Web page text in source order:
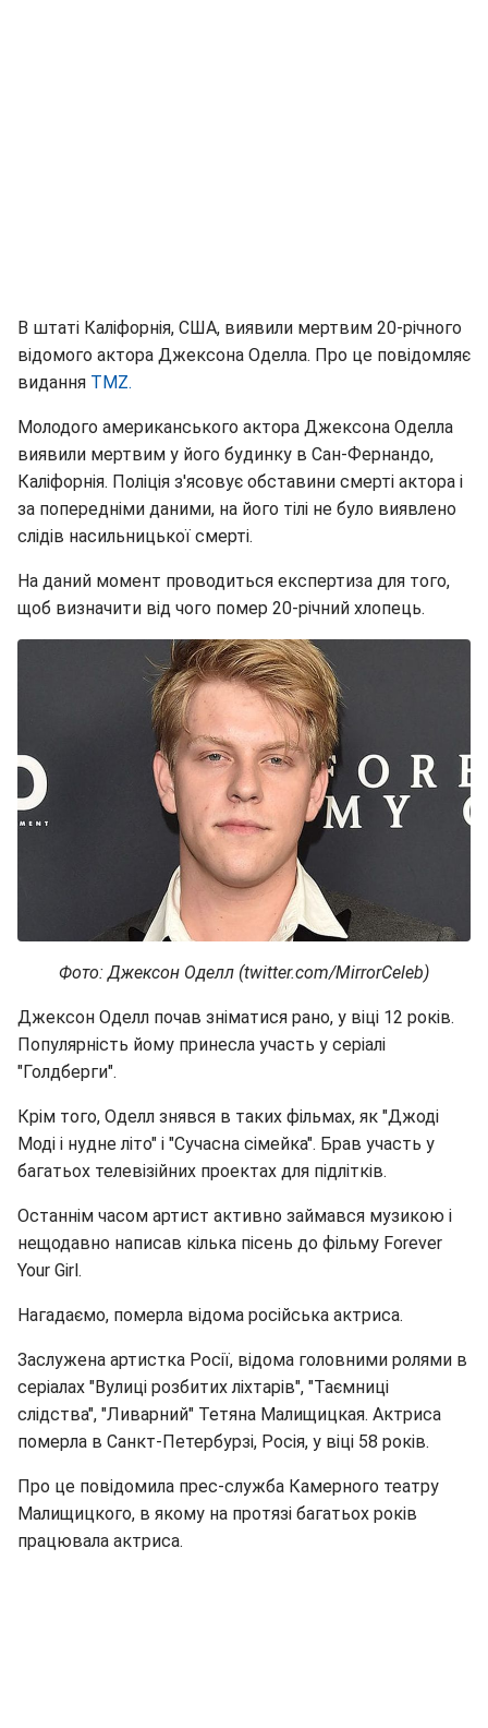
В штаті Каліфорнія, США, виявили мертвим 20-річного
відомого актора Джексона Оделла. Про це повідомляє
видання TMZ.
Молодого американського актора Джексона Оделла
виявили мертвим у його будинку в Сан-Фернандо,
Каліфорнія. Поліція з'ясовує обставини смерті актора і
за попередніми даними, на його тілі не було виявлено
слідів насильницької смерті.
На даний момент проводиться експертиза для того,
щоб визначити від чого помер 20-річний хлопець.
Фото: Джексон Оделл (twitter.com/MirrorCeleb)
Джексон Оделл почав зніматися рано, у віці 12 років.
Популярність йому принесла участь у серіалі
"Голдберги".
Крім того, Оделл знявся в таких фільмах, як "Джоді
Моді і нудне літо" і "Сучасна сімейка". Брав участь у
багатьох телевізійних проектах для підлітків.
Останнім часом артист активно займався музикою і
нещодавно написав кілька пісень до фільму Forever
Your Girl.
Нагадаємо, померла відома російська актриса.
Заслужена артистка Росії, відома головними ролями в
серіалах "Вулиці розбитих ліхтарів", "Таємниці
слідства", "Ливарний" Тетяна Малищицкая. Актриса
померла в Санкт-Петербурзі, Росія, у віці 58 років.
Про це повідомила прес-служба Камерного театру
Малищицкого, в якому на протязі багатьох років
працювала актриса.